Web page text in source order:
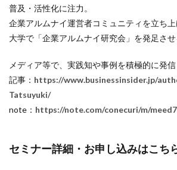
普及・活性化に注力。
企業アルムナイ運営者コミュニティを立ち
大学で「企業アルムナイ研究会」を発足させ
メディア等で、実践知や事例を積極的に発信
記事： https://www.businessinsider.jp/
Tatsuyuki/
note： https://note.com/conecuri/m/
セミナー詳細・お申し込みはこち